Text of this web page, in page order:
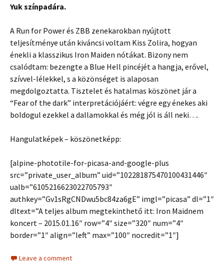
Yuk színpadára.
A Run for Power és ZBB zenekarokban nyújtott
teljesítménye után kiváncsi voltam Kiss Zolira, hogyan
énekli a klasszikus Iron Maiden nótákat. Bizony nem
csalódtam: bezengte a Blue Hell pincéjét a hangja, erővel,
szívvel-lélekkel, s a közönséget is alaposan
megdolgoztatta. Tisztelet és hatalmas köszönet jár a
“Fear of the dark” interpretációjáért: végre egy énekes aki
boldogul ezekkel a dallamokkal és még jól is áll neki….
Hangulatképek – köszönetképp:
[alpine-phototile-for-picasa-and-google-plus
src=”private_user_album” uid=”102281875470100431446″
ualb=”6105216623022705793″
authkey=”Gv1sRgCNDwu5bc84za6gE” imgl=”picasa” dl=”1″
dltext=”A teljes album megtekinthető itt: Iron Maidnem
koncert – 2015.01.16″ row=”4″ size=”320″ num=”4″
border=”1″ align=”left” max=”100″ nocredit=”1″]
Leave a comment